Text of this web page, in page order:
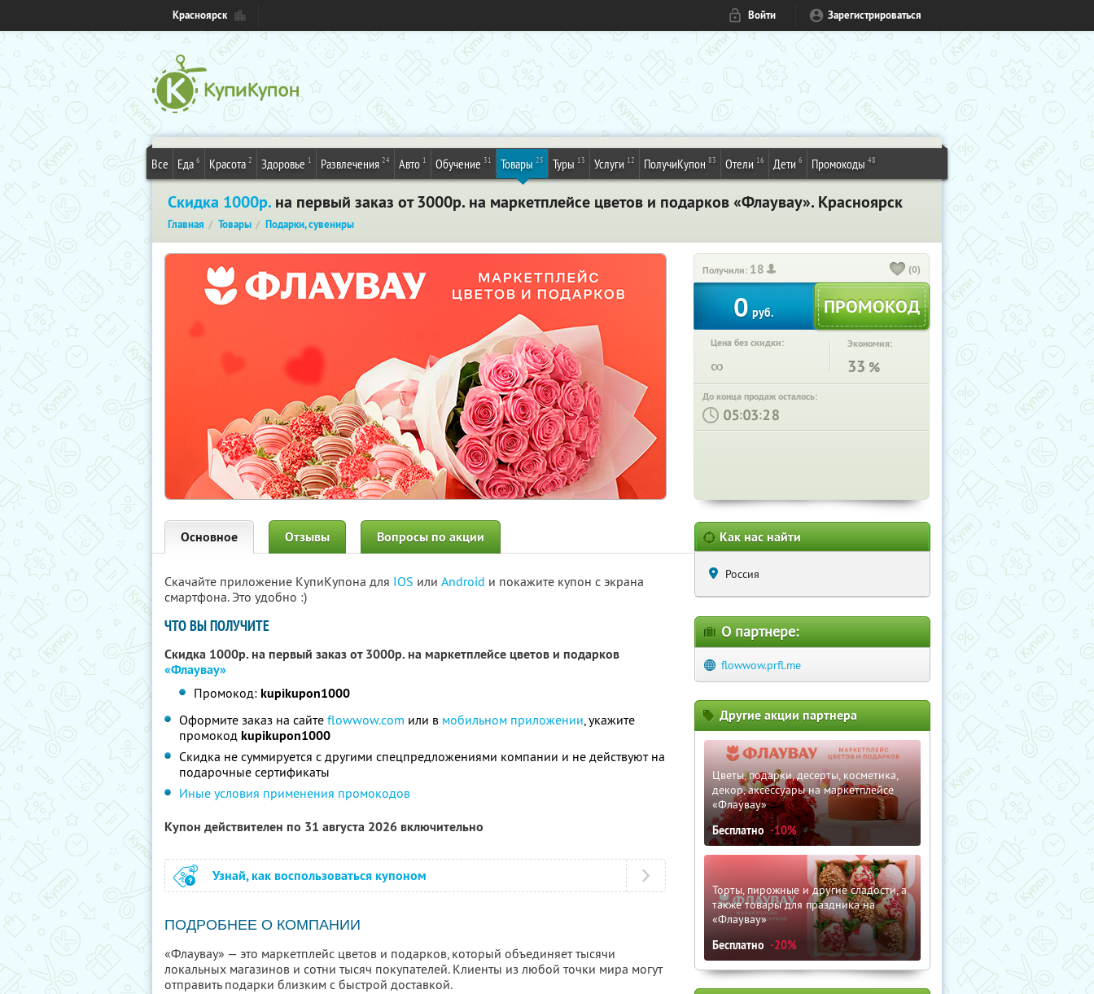
Красноярск Войти Зарегистрироваться
Все Еда 6 Красота 2 Здоровье 1 Развлечения 24 Авто 1 Обучение 31 Товары 25 Туры 13 Услуги 12 ПолучиКупон 83 Отели 16 Дети 6 Промокоды 48
Скидка 1000р. на первый заказ от 3000р. на маркетплейсе цветов и подарков «Флаувау». Красноярск
Главная Товары Подарки, сувениры
Получили: 18 (0)
0 руб.
Цена без скидки:
∞
Экономия:
33 %
До конца продаж осталось:
: :
Основное Отзывы Вопросы по акции
Скачайте приложение КупиКупона для IOS или Android и покажите купон с экрана
смартфона. Это удобно :)
ЧТО ВЫ ПОЛУЧИТЕ
Скидка 1000р. на первый заказ от 3000р. на маркетплейсе цветов и подарков
«Флаувау»
Промокод:kupikupon1000
Оформите заказ на сайте flowwow.com или в мобильном приложении, укажите
промокод kupikupon1000
Скидка не суммируется с другими спецпредложениями компании и не действуют на
подарочные сертификаты
Иные условия применения промокодов
Купон действителен по 31 августа 2026 включительно
Узнай, как воспользоваться купоном
ПОДРОБНЕЕ О КОМПАНИИ
«Флаувау» — это маркетплейс цветов и подарков, который объединяет тысячи
локальных магазинов и сотни тысяч покупателей. Клиенты из любой точки мира могут
отправить подарки близким с быстрой доставкой.
Как нас найти
Россия
О партнере:
flowwow.prfl.me
Другие акции партнера
Цветы, подарки, десерты, косметика,
декор, аксессуары на маркетплейсе
«Флаувау»
Бесплатно -10%
Торты, пирожные и другие сладости, а
также товары для праздника на
«Флаувау»
Бесплатно -20%